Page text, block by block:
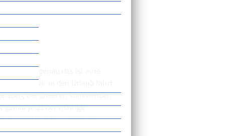
– und genau das ist eine
ob ihr in den Urlaub fahrt
bei unseren kommenden
genau jetzt der richtige
zu treffen oder einfach in
Wir freuen uns über alle, die